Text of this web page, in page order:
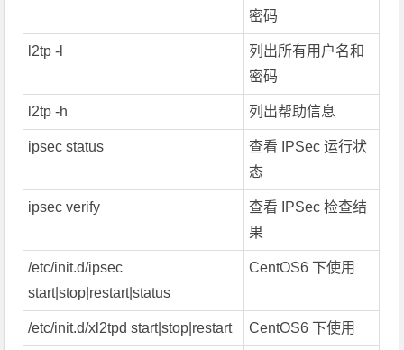
密码
l2tp -l
列出所有用户名和
密码
l2tp -h 列出帮助信息
ipsec status
查看 IPSec 运行状
态
ipsec verify
查看 IPSec 检查结
果
/etc/init.d/ipsec
start|stop|restart|status
CentOS6 下使用
/etc/init.d/xl2tpd start|stop|restart CentOS6 下使用